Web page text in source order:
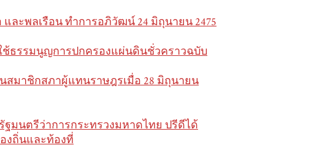
ละพลเรือน ทำการอภิวัฒน์ 24 มิถุนายน 2475
ธรรมนูญการปกครองแผ่นดินชั่วคราวฉบับ
สมาชิกสภาผู้แทนราษฎรเมื่อ 28 มิถุนายน
ฐมนตรีว่าการกระทรวงมหาดไทย ปรีดีได้
งถิ่นและท้องที่